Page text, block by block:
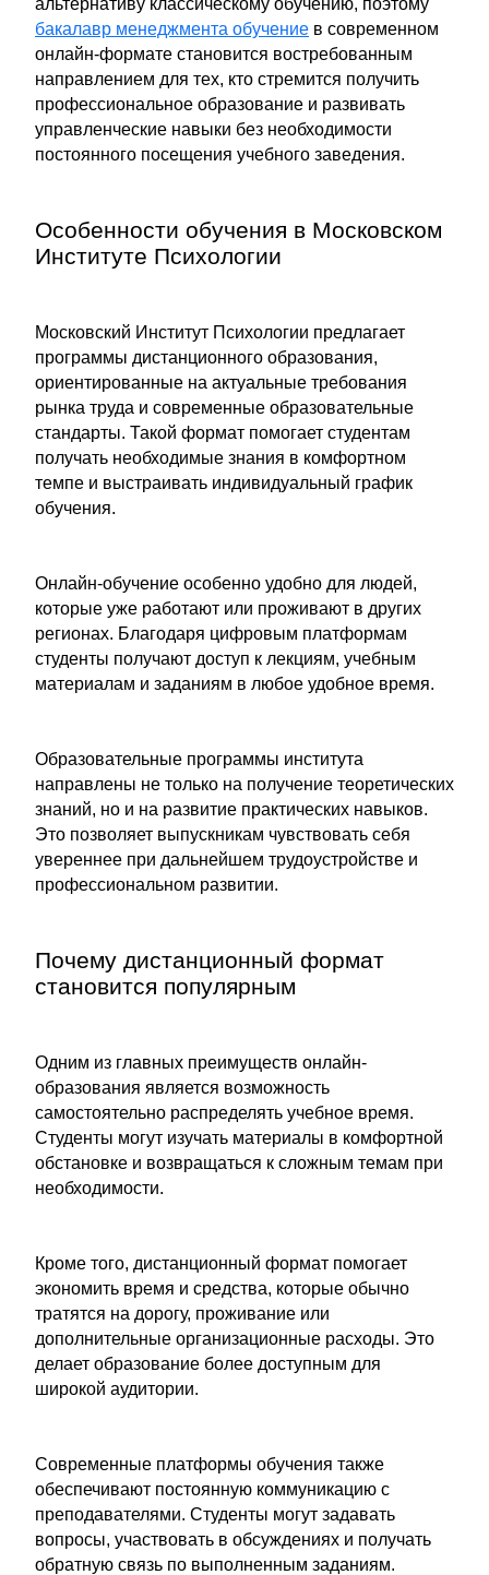
альтернативу классическому обучению, поэтому
бакалавр менеджмента обучение в современном
онлайн-формате становится востребованным
направлением для тех, кто стремится получить
профессиональное образование и развивать
управленческие навыки без необходимости
постоянного посещения учебного заведения.
Особенности обучения в Московском
Институте Психологии
Московский Институт Психологии предлагает
программы дистанционного образования,
ориентированные на актуальные требования
рынка труда и современные образовательные
стандарты. Такой формат помогает студентам
получать необходимые знания в комфортном
темпе и выстраивать индивидуальный график
обучения.
Онлайн-обучение особенно удобно для людей,
которые уже работают или проживают в других
регионах. Благодаря цифровым платформам
студенты получают доступ к лекциям, учебным
материалам и заданиям в любое удобное время.
Образовательные программы института
направлены не только на получение теоретических
знаний, но и на развитие практических навыков.
Это позволяет выпускникам чувствовать себя
увереннее при дальнейшем трудоустройстве и
профессиональном развитии.
Почему дистанционный формат
становится популярным
Одним из главных преимуществ онлайн-
образования является возможность
самостоятельно распределять учебное время.
Студенты могут изучать материалы в комфортной
обстановке и возвращаться к сложным темам при
необходимости.
Кроме того, дистанционный формат помогает
экономить время и средства, которые обычно
тратятся на дорогу, проживание или
дополнительные организационные расходы. Это
делает образование более доступным для
широкой аудитории.
Современные платформы обучения также
обеспечивают постоянную коммуникацию с
преподавателями. Студенты могут задавать
вопросы, участвовать в обсуждениях и получать
обратную связь по выполненным заданиям.